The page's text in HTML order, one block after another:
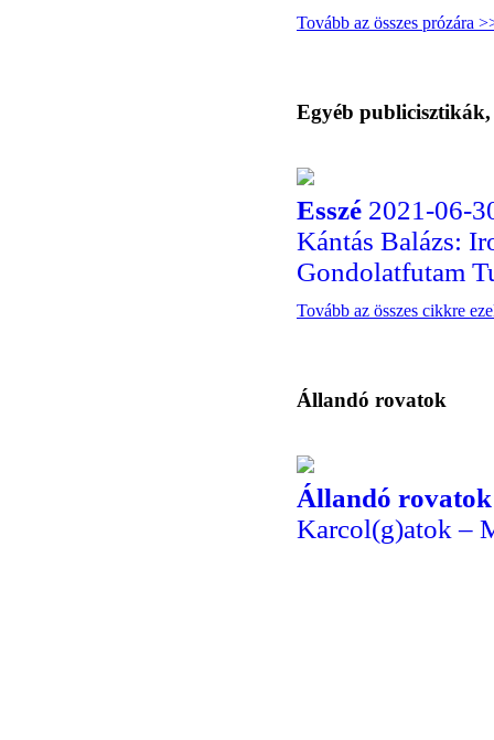
Tovább az összes prózára
Egyéb
Esszé 2021-06-
Kántás Balázs:
Gondolatfutam
Tovább az összes cikkre
Állandó rovatok
Állandó
Karcol(g)atok –